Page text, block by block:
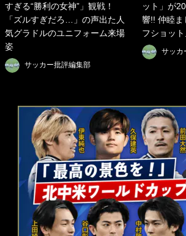
すぎる“勝利の女神”」観戦！
「ズルすぎだろ…」の声出た人
気グラドルのユニフォーム来場
姿
サッカー批評編集部
ット」が
響!! 仲睦ま
フショット
サッカ